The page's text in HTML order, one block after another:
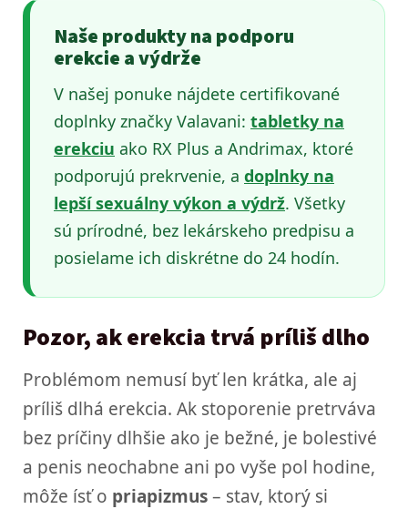
Naše produkty na podporu
erekcie a výdrže
V našej ponuke nájdete certifikované
doplnky značky Valavani: tabletky na
erekciu ako RX Plus a Andrimax, ktoré
podporujú prekrvenie, a doplnky na
lepší sexuálny výkon a výdrž. Všetky
sú prírodné, bez lekárskeho predpisu a
posielame ich diskrétne do 24 hodín.
Pozor, ak erekcia trvá príliš dlho
Problémom nemusí byť len krátka, ale aj
príliš dlhá erekcia. Ak stoporenie pretrváva
bez príčiny dlhšie ako je bežné, je bolestivé
a penis neochabne ani po vyše pol hodine,
môže ísť o priapizmus– stav, ktorý si